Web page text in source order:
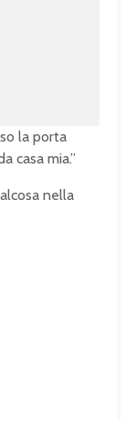
la porta
casa mia.”
nella